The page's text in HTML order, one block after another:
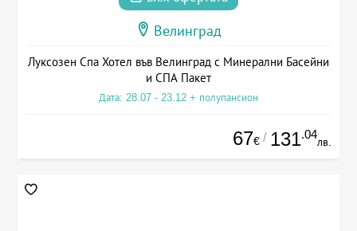
Велинград
Луксозен Спа Хотел във Велинград с Минерални Басейни
и СПА Пакет
Дата: 28.07 - 23.12 + полупансион
67€ / 131.04
лв.